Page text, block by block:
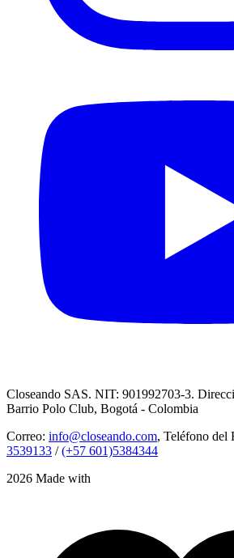
Closeando SAS. NIT: 901992703-3.
Barrio Polo Club, Bogotá - Colombia
Correo: info@closeando.com, Teléfono del
3539133 /(+57 601)5384344
2026 Made with